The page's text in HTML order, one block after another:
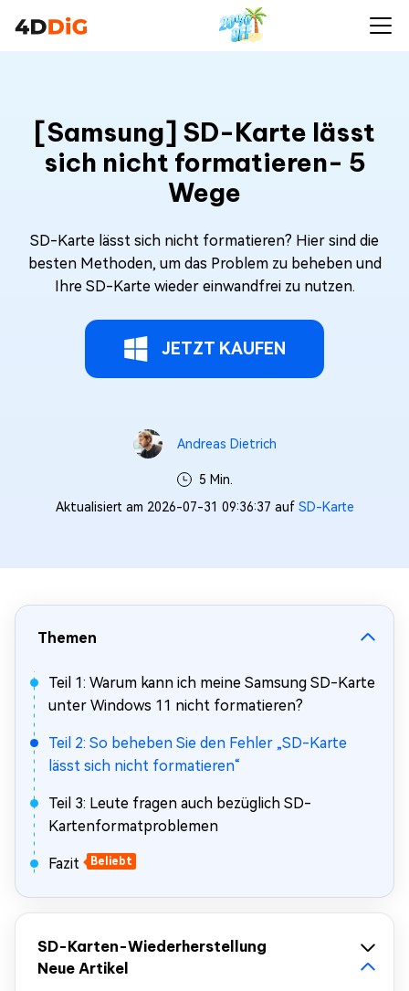
[Samsung] SD-Karte lässt
sich nicht formatieren- 5
Wege
SD-Karte lässt sich nicht formatieren? Hier sind die
besten Methoden, um das Problem zu beheben und
Ihre SD-Karte wieder einwandfrei zu nutzen.
JETZT KAUFEN
Andreas Dietrich
5 Min.
Aktualisiert am 2026-07-31 09:36:37 auf SD-Karte
Themen
Teil 1: Warum kann ich meine Samsung SD-Karte
unter Windows 11 nicht formatieren?
Teil 2: So beheben Sie den Fehler „SD-Karte
lässt sich nicht formatieren“
Teil 3: Leute fragen auch bezüglich SD-
Kartenformatproblemen
Fazit Beliebt
SD-Karten-Wiederherstellung
Neue Artikel